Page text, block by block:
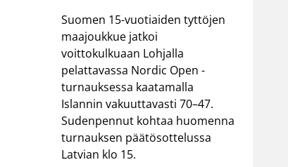
Suomen 15-vuotiaiden tyttöjen
maajoukkue jatkoi
voittokulkuaan Lohjalla
pelattavassa Nordic Open -
turnauksessa kaatamalla
Islannin vakuuttavasti 70–47.
Sudenpennut kohtaa huomenna
turnauksen päätösottelussa
Latvian klo 15.